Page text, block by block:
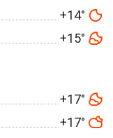
+14°
+15°
+17°
+17°